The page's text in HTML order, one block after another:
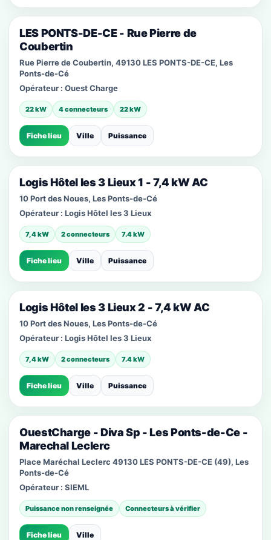
LES PONTS-DE-CE - Rue Pierre de
Coubertin
Rue Pierre de Coubertin, 49130 LES PONTS-DE-CE, Les
Ponts-de-Cé
Opérateur : Ouest Charge
22 kW 4 connecteurs 22 kW
Fiche lieu Ville Puissance
Logis Hôtel les 3 Lieux 1 - 7,4 kW AC
10 Port des Noues, Les Ponts-de-Cé
Opérateur : Logis Hôtel les 3 Lieux
7,4 kW 2 connecteurs 7.4 kW
Fiche lieu Ville Puissance
Logis Hôtel les 3 Lieux 2 - 7,4 kW AC
10 Port des Noues, Les Ponts-de-Cé
Opérateur : Logis Hôtel les 3 Lieux
7,4 kW 2 connecteurs 7.4 kW
Fiche lieu Ville Puissance
OuestCharge - Diva Sp - Les Ponts-de-Ce -
Marechal Leclerc
Place Maréchal Leclerc 49130 LES PONTS-DE-CE (49), Les
Ponts-de-Cé
Opérateur : SIEML
Puissance non renseignée Connecteurs à vérifier
Fiche lieu Ville